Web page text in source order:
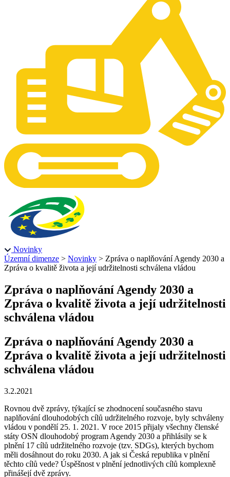
Novinky
Územní dimenze > Novinky > Zpráva o naplňování Agendy 2030 a
Zpráva o kvalitě života a její udržitelnosti schválena vládou
Zpráva o naplňování Agendy 2030 a
Zpráva o kvalitě života a její udržitelnosti
schválena vládou
Zpráva o naplňování Agendy 2030 a
Zpráva o kvalitě života a její udržitelnosti
schválena vládou
3.2.2021
Rovnou dvě zprávy, týkající se zhodnocení současného stavu
naplňování dlouhodobých cílů udržitelného rozvoje, byly schváleny
vládou v pondělí 25. 1. 2021. V roce 2015 přijaly všechny členské
státy OSN dlouhodobý program Agendy 2030 a přihlásily se k
plnění 17 cílů udržitelného rozvoje (tzv. SDGs), kterých bychom
měli dosáhnout do roku 2030. A jak si Česká republika v plnění
těchto cílů vede? Úspěšnost v plnění jednotlivých cílů komplexně
přinášejí dvě zprávy.